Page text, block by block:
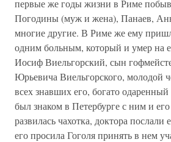
первые же годы жизни в Риме
Погодины (муж и жена), Панаев,
многие другие. В Риме же ему
одним больным, который и умер на
Иосиф Виельгорский, сын
Юрьевича Виельгорского, молодой
всех знавших его, богато
был знаком в Петербурге с ним и
развилась чахотка, доктора
его просила Гоголя принять в нем